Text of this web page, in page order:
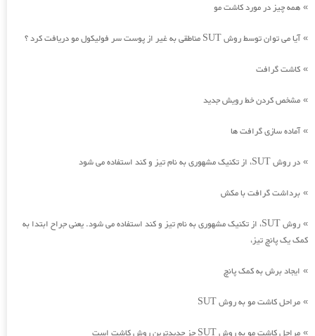
» همه چیز در مورد کاشت مو
»آیا می توان توسط روش SUT مناطقی به غیر از پوست سر فولیکول مو دریافت کرد ؟
» کاشت گرافت
» مشخص کردن خط رویش جدید
»آماده سازی گرافت ها
» در روش SUT، از تکنیک مشهوری به نام تیز و کند استفاده می شود
» برداشت گرافت با مکش
»
روش SUT، از تکنیک مشهوری به نام تیز و کند استفاده می شود. یعنی جراح ابتدا به
کمک یک پانچ تیز،
» ایجاد برش به کمک پانچ
» مراحل کاشت مو به روش SUT
»